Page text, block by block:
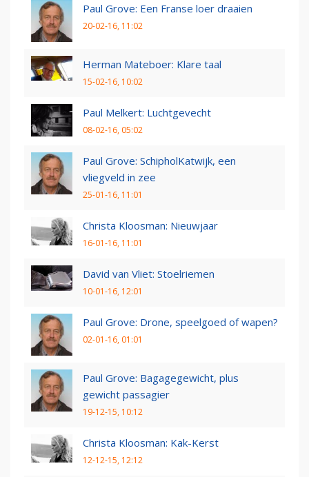
Paul Grove: Een Franse loer draaien
20-02-16, 11:02
Herman Mateboer: Klare taal
15-02-16, 10:02
Paul Melkert: Luchtgevecht
08-02-16, 05:02
Paul Grove: SchipholKatwijk, een
vliegveld in zee
25-01-16, 11:01
Christa Kloosman: Nieuwjaar
16-01-16, 11:01
David van Vliet: Stoelriemen
10-01-16, 12:01
Paul Grove: Drone, speelgoed of wapen?
02-01-16, 01:01
Paul Grove: Bagagegewicht, plus
gewicht passagier
19-12-15, 10:12
Christa Kloosman: Kak-Kerst
12-12-15, 12:12